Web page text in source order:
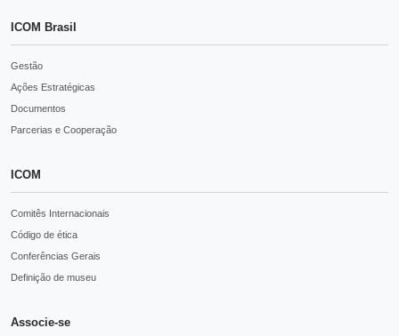
ICOM Brasil
Gestão
Ações Estratégicas
Documentos
Parcerias e Cooperação
ICOM
Comitês Internacionais
Código de ética
Conferências Gerais
Definição de museu
Associe-se